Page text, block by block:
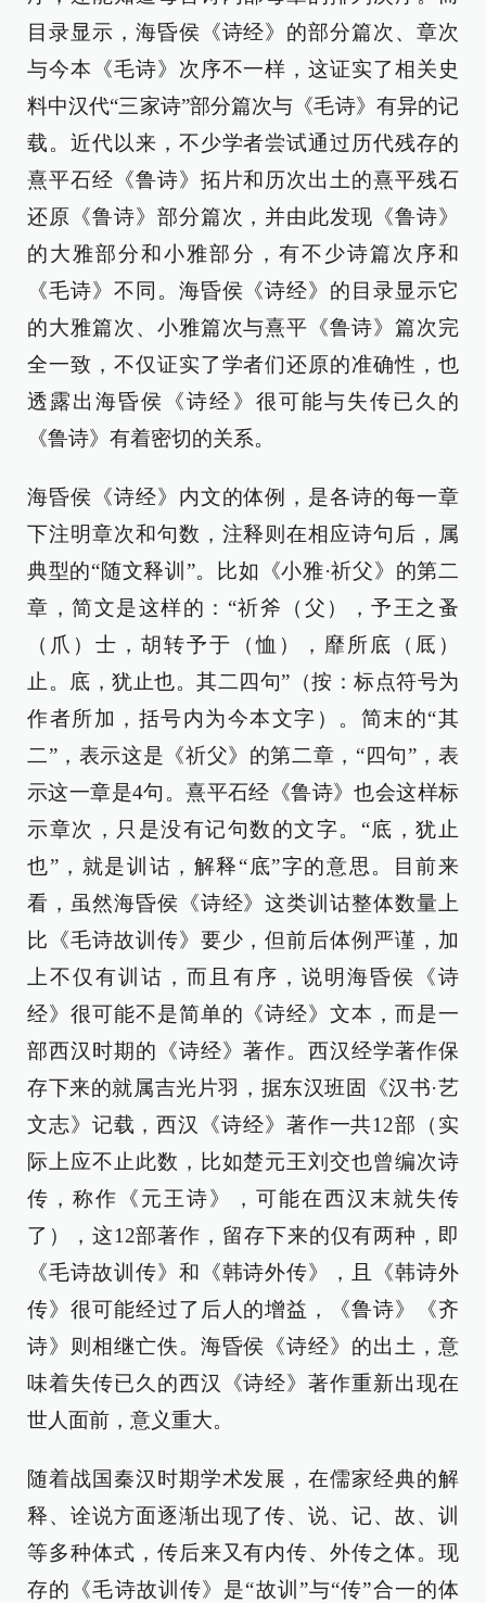
目录显示，海昏侯《诗经》的部分篇次、章次
与今本《毛诗》次序不一样，这证实了相关史
料中汉代“三家诗”部分篇次与《毛诗》有异的记
载。近代以来，不少学者尝试通过历代残存的
熹平石经《鲁诗》拓片和历次出土的熹平残石
还原《鲁诗》部分篇次，并由此发现《鲁诗》
的大雅部分和小雅部分，有不少诗篇次序和
《毛诗》不同。海昏侯《诗经》的目录显示它
的大雅篇次、小雅篇次与熹平《鲁诗》篇次完
全一致，不仅证实了学者们还原的准确性，也
透露出海昏侯《诗经》很可能与失传已久的
《鲁诗》有着密切的关系。
海昏侯《诗经》内文的体例，是各诗的每一章
下注明章次和句数，注释则在相应诗句后，属
典型的“随文释训”。比如《小雅·祈父》的第二
章，简文是这样的：“祈斧（父），予王之蚤
（爪）士，胡转予于（恤），靡所底（厎）
止。底，犹止也。其二四句”（按：标点符号为
作者所加，括号内为今本文字）。简末的“其
二”，表示这是《祈父》的第二章，“四句”，表
示这一章是4句。熹平石经《鲁诗》也会这样标
示章次，只是没有记句数的文字。“底，犹止
也”，就是训诂，解释“底”字的意思。目前来
看，虽然海昏侯《诗经》这类训诂整体数量上
比《毛诗故训传》要少，但前后体例严谨，加
上不仅有训诂，而且有序，说明海昏侯《诗
经》很可能不是简单的《诗经》文本，而是一
部西汉时期的《诗经》著作。西汉经学著作保
存下来的就属吉光片羽，据东汉班固《汉书·艺
文志》记载，西汉《诗经》著作一共12部（实
际上应不止此数，比如楚元王刘交也曾编次诗
传，称作《元王诗》，可能在西汉末就失传
了），这12部著作，留存下来的仅有两种，即
《毛诗故训传》和《韩诗外传》，且《韩诗外
传》很可能经过了后人的增益，《鲁诗》《齐
诗》则相继亡佚。海昏侯《诗经》的出土，意
味着失传已久的西汉《诗经》著作重新出现在
世人面前，意义重大。
随着战国秦汉时期学术发展，在儒家经典的解
释、诠说方面逐渐出现了传、说、记、故、训
等多种体式，传后来又有内传、外传之体。现
存的《毛诗故训传》是“故训”与“传”合一的体